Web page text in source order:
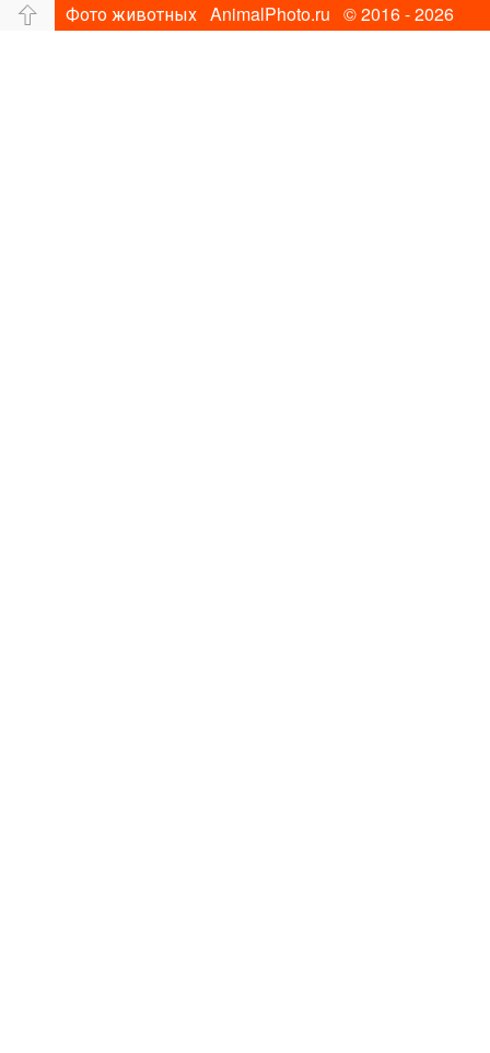
Фото животных AnimalPhoto.ru © 2016 - 2026